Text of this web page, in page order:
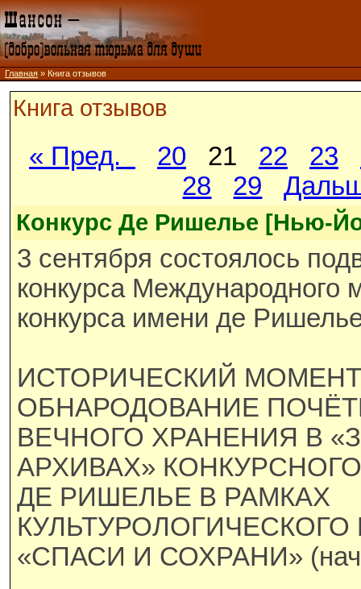
Главная » Книга отзывов
Книга отзывов
« Пред. 20 21 22 23
28
29
Конкурс Де Ришелье [Нью-
3 сентября состоялось
конкурса Международного
конкурса имени де
ИСТОРИЧЕСКИЙ
ОБНАРОДОВАНИЕ
ВЕЧНОГО ХРАНЕНИЯ В
АРХИВАХ»
ДЕ РИШЕЛЬЕ В РАМКАХ
КУЛЬТУРОЛОГИЧЕСКОГО
«СПАСИ И СОХРАНИ»